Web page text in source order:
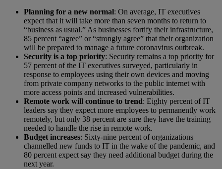
Planning for a new normal: On average, IT executives
expect that it will take more than seven months to return to
“business as usual.” As businesses fortify their infrastructure,
85 percent “agree” or “strongly agree” that their organization
will be prepared to manage a future coronavirus outbreak.
Security is a top priority: Security remains a top priority for
57 percent of the IT executives surveyed, particularly in
response to employees using their own devices and moving
from private company networks to the public internet with
more access points and increased vulnerabilities.
Remote work will continue to trend: Eighty percent of IT
leaders say they expect more employees to permanently work
remotely, but only 38 percent are sure they have the training
needed to handle the rise in remote work.
Budget increases: Sixty-nine percent of organizations
channelled new funds to IT in the wake of the pandemic, and
80 percent expect say they need additional budget during the
next year.